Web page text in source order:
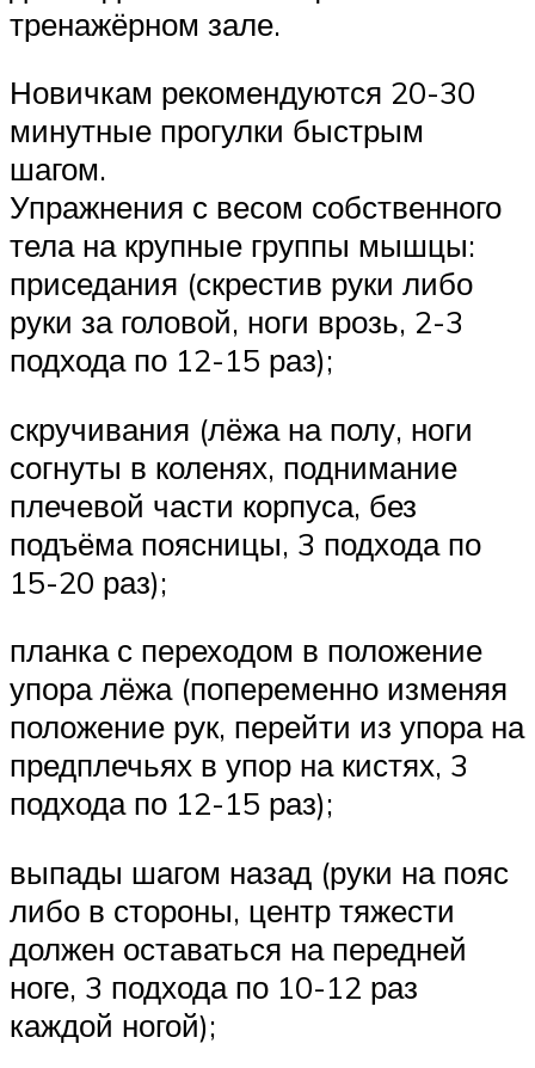
тренажёрном зале.
Новичкам рекомендуются 20-30
минутные прогулки быстрым
шагом.
Упражнения с весом собственного
тела на крупные группы мышцы:
приседания (скрестив руки либо
руки за головой, ноги врозь, 2-3
подхода по 12-15 раз);
скручивания (лёжа на полу, ноги
согнуты в коленях, поднимание
плечевой части корпуса, без
подъёма поясницы, 3 подхода по
15-20 раз);
планка с переходом в положение
упора лёжа (попеременно изменяя
положение рук, перейти из упора на
предплечьях в упор на кистях, 3
подхода по 12-15 раз);
выпады шагом назад (руки на пояс
либо в стороны, центр тяжести
должен оставаться на передней
ноге, 3 подхода по 10-12 раз
каждой ногой);